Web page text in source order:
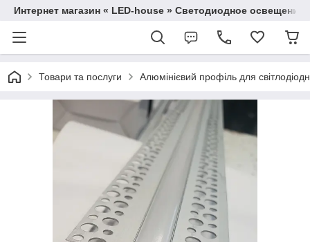
Интернет магазин « LED-house » Светодиодное освещение
Товари та послуги Алюмінієвий профіль для